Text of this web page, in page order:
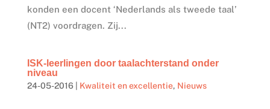
konden een docent ‘Nederlands als tweede taal’
(NT2) voordragen. Zij...
ISK-leerlingen door taalachterstand onder
niveau
24-05-2016| Kwaliteit en excellentie, Nieuws